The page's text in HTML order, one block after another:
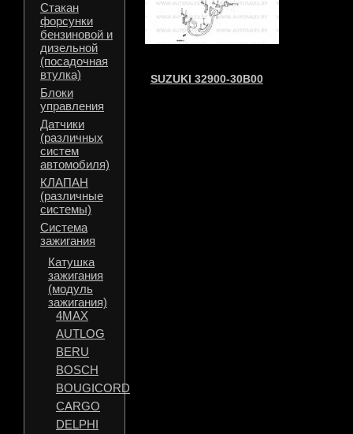
Стакан
форсунки
бензиновой и
дизельной
(посадочная
втулка)
Блоки
управления
Датчики
(различных
систем
автомобиля)
КЛАПАН
(различные
системы)
Система
зажигания
Катушка
зажигания
(модуль
зажигания)
4MAX
AUTLOG
BERU
BOSCH
BOUGICORD
CARGO
DELPHI
SUZUKI 32900-30B00